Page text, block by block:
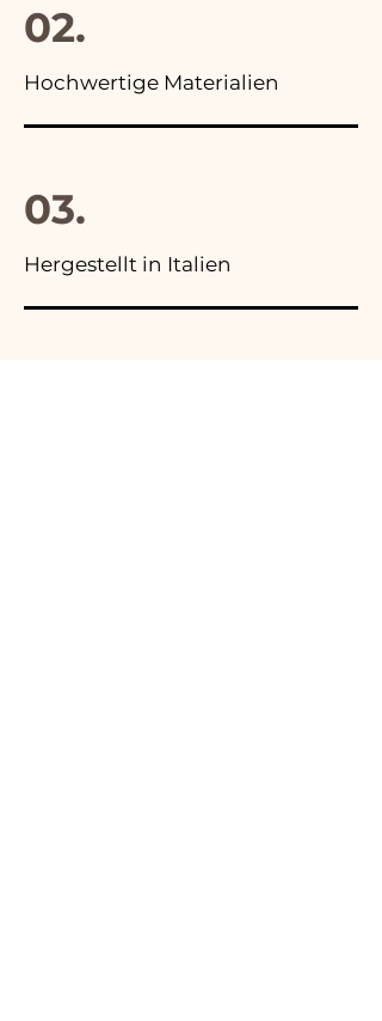
02.
Hochwertige Materialien
03.
Hergestellt in Italien